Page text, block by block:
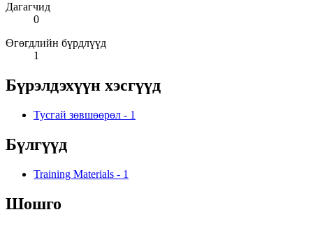
Дагагчид
0
Өгөгдлийн бүрдлүүд
1
Бүрэлдэхүүн хэсгүүд
Тусгай зөвшөөрөл - 1
Бүлгүүд
Training Materials - 1
Шошго